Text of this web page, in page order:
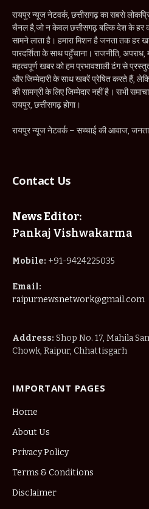
रायपुर न्यूज नेटवर्क, छत्तीसगढ़ का सबसे
चैनल है,जो न केवल छत्तीसगढ़ बल्कि देश के हर
सामने लाता है। हमारा मिशन है जनता तक हर
पारदर्शिता के साथ पहुँचाना। राजनीति,
महत्वपूर्ण खबर को हम प्रभावशाली ढंग से
और जिम्मेदारी के साथ खबरें प्रेषित करते हैं,
की सामग्री के लिए जिम्मेदार नहीं है। सभी
रायपुर, छत्तीसगढ़ होगा।
रायपुर न्यूज नेटवर्क – सच्चाई की आवाज,
Contact Us
News Editor:
Pankaj Vishwakarma
Mobile: +91-9424225035
Email:
raipurnewsnetwork@gmail.com
Address: Shop No. 17, Mahila
Chowk, Raipur, Chhattisgarh
IMPORTANT PAGES
Home
About Us
Privacy Policy
Terms & Conditions
Disclaimer